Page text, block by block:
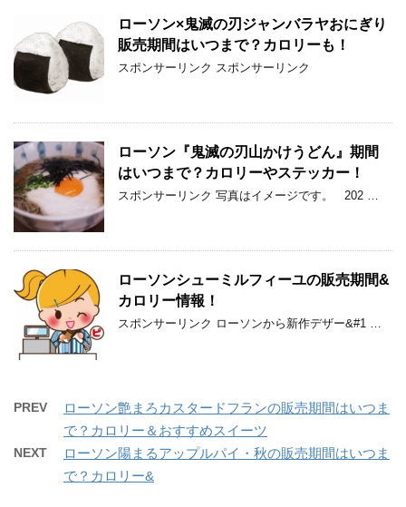
ローソン×鬼滅の刃ジャンバラヤおにぎり
販売期間はいつまで？カロリーも！
スポンサーリンク スポンサーリンク
ローソン『鬼滅の刃山かけうどん』期間
はいつまで？カロリーやステッカー！
スポンサーリンク 写真はイメージです。 202 …
ローソンシューミルフィーユの販売期間&
カロリー情報！
スポンサーリンク ローソンから新作デザー&#1 …
PREV
ローソン艶まろカスタードフランの販売期間はいつま
で？カロリー＆おすすめスイーツ
NEXT
ローソン陽まるアップルパイ・秋の販売期間はいつま
で？カロリー&